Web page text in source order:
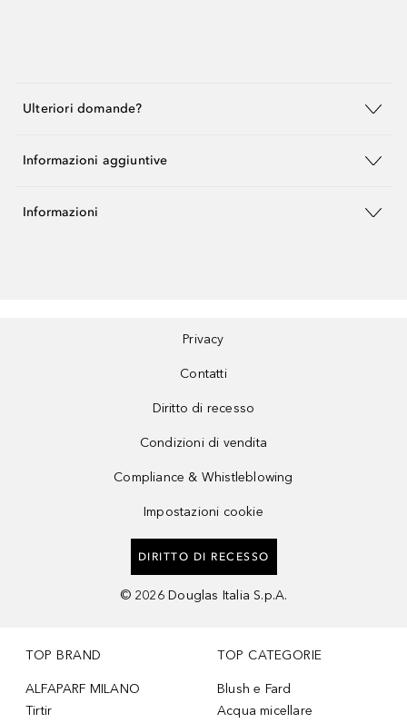
Ulteriori domande?
Informazioni aggiuntive
Informazioni
Privacy
Contatti
Diritto di recesso
Condizioni di vendita
Compliance & Whistleblowing
Impostazioni cookie
DIRITTO DI RECESSO
© 2026 Douglas Italia S.p.A.
TOP BRAND
ALFAPARF MILANO
Tirtir
TOP CATEGORIE
Blush e Fard
Acqua micellare